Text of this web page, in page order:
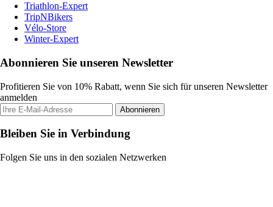
Triathlon-Expert
TripNBikers
Vélo-Store
Winter-Expert
Abonnieren Sie unseren Newsletter
Profitieren Sie von 10% Rabatt, wenn Sie sich für unseren Newsletter
anmelden
Abonnieren
Bleiben Sie in Verbindung
Folgen Sie uns in den sozialen Netzwerken